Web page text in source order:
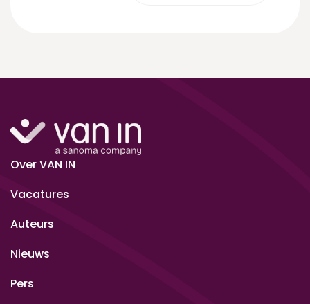
Over VAN IN
Vacatures
Auteurs
Nieuws
Pers